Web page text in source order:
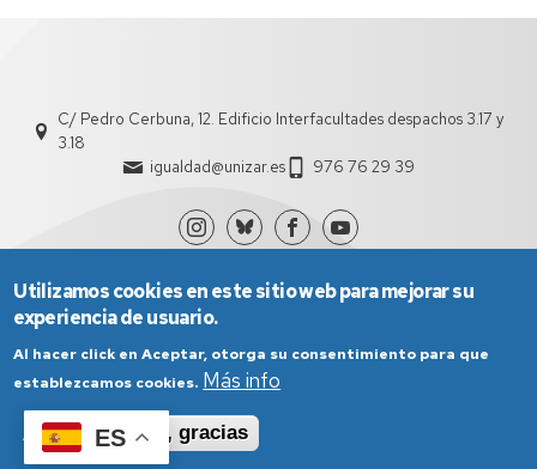
ES
C/ Pedro Cerbuna, 12. Edificio Interfacultades despachos 3.17 y
3.18
igualdad@unizar.es
976 76 29 39
Aviso Legal
Política de Privacidad
Utilizamos cookies en este sitio web para mejorar su
experiencia de usuario.
Al hacer click en Aceptar, otorga su consentimiento para que
establezcamos cookies. Más info
Aceptar
No, gracias